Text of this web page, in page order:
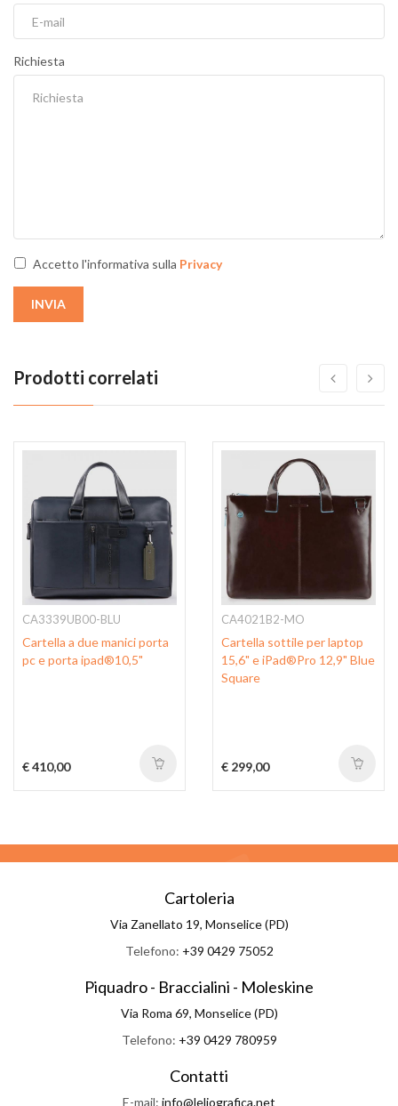
Richiesta
Accetto l'informativa sulla Privacy
INVIA
Prodotti correlati
CA3339UB00-BLU
Cartella a due manici porta
pc e porta ipad®10,5"
€ 410,00
CA4021B2-MO
Cartella sottile per laptop
15,6" e iPad®Pro 12,9" Blue
Square
€ 299,00
Cartoleria
Via Zanellato 19, Monselice (PD)
Telefono: +39 0429 75052
Piquadro - Braccialini - Moleskine
Via Roma 69, Monselice (PD)
Telefono: +39 0429 780959
Contatti
E-mail: info@leliografica.net